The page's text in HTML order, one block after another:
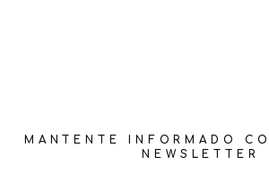
MANTENTE INFORMADO
NEWSLETTER